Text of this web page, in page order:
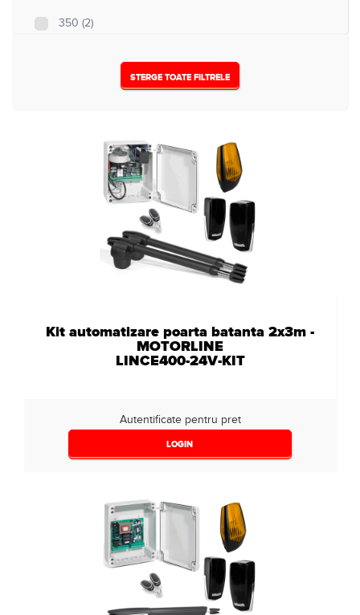
350 (2)
Nespecificat(14)
STERGE TOATE FILTRELE
Kit automatizare poarta batanta 2x3m -
MOTORLINE
LINCE400-24V-KIT
Autentificate pentru pret
LOGIN